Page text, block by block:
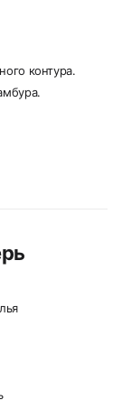
контура.